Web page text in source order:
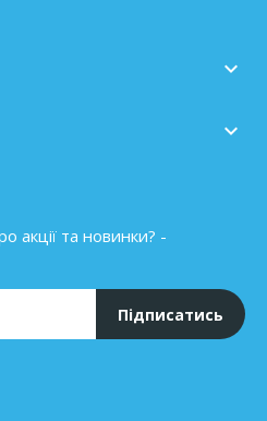


акції та новинки? -
Підписатись